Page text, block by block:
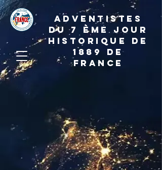
ADVENTISTES
DU 7 ème JOUR
HISTORIQUE DE
1889 de
france